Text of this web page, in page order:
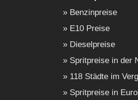
Benzinpreise
E10 Preise
Dieselpreise
Spritpreise in der
118 Städte im
Spritpreise in